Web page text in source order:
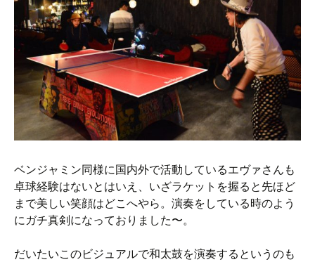
ベンジャミン同様に国内外で活動しているエヴァさんも
卓球経験はないとはいえ、いざラケットを握ると先ほど
まで美しい笑顔はどこへやら。演奏をしている時のよう
にガチ真剣になっておりました〜。
だいたいこのビジュアルで和太鼓を演奏するというのも